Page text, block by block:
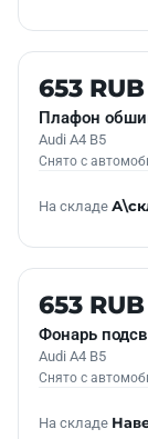
Б/У В НАЛИЧИИ
653 RUB
Плафон
Audi A4 B5
Снято с
На складе
Б/У В НАЛИЧИИ
653 RUB
Фонарь
Audi A4 B5
Снято с
На складе